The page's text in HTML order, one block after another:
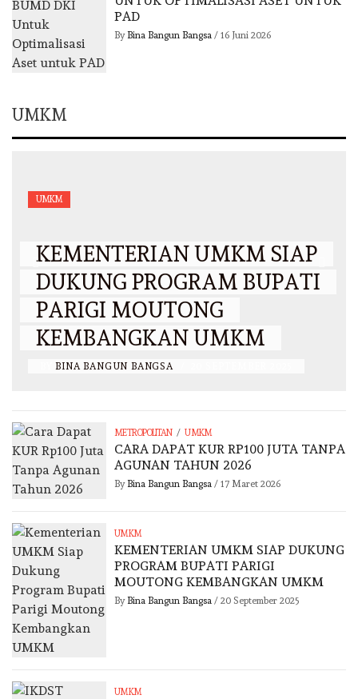
PAD
By Bina Bangun Bangsa / 16 Juni 2026
UMKM
UMKM
KEMENTERIAN UMKM SIAP
DUKUNG PROGRAM BUPATI
PARIGI MOUTONG
KEMBANGKAN UMKM
BINA BANGUN BANGSA
METROPOLITAN / UMKM
CARA DAPAT KUR RP100 JUTA TANPA
AGUNAN TAHUN 2026
By Bina Bangun Bangsa / 17 Maret 2026
UMKM
KEMENTERIAN UMKM SIAP DUKUNG
PROGRAM BUPATI PARIGI
MOUTONG KEMBANGKAN UMKM
By Bina Bangun Bangsa / 20 September 2025
UMKM